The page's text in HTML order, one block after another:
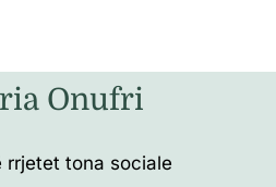
Onufri
rrjetet tona sociale